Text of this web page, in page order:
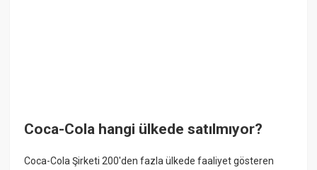
Coca-Cola hangi ülkede satılmıyor?
Coca-Cola Şirketi 200'den fazla ülkede faaliyet gösteren